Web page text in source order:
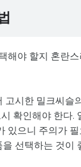
해야 할지 혼란
고시한 밀크씨슬
확인해야 한다.
있으니 주의가
선택하는 것이